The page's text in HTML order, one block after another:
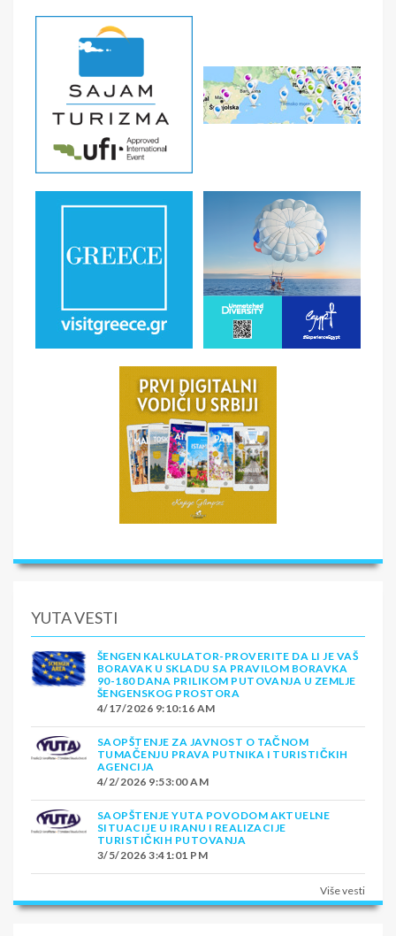
YUTA VESTI
ŠENGEN KALKULATOR-PROVERITE DA LI JE VAŠ
BORAVAK U SKLADU SA PRAVILOM BORAVKA
90-180 DANA PRILIKOM PUTOVANJA U ZEMLJE
ŠENGENSKOG PROSTORA
4/17/2026 9:10:16 AM
SAOPŠTENJE ZA JAVNOST O TAČNOM
TUMAČENJU PRAVA PUTNIKA I TURISTIČKIH
AGENCIJA
4/2/2026 9:53:00 AM
SAOPŠTENJE YUTA POVODOM AKTUELNE
SITUACIJE U IRANU I REALIZACIJE
TURISTIČKIH PUTOVANJA
3/5/2026 3:41:01 PM
Više vesti